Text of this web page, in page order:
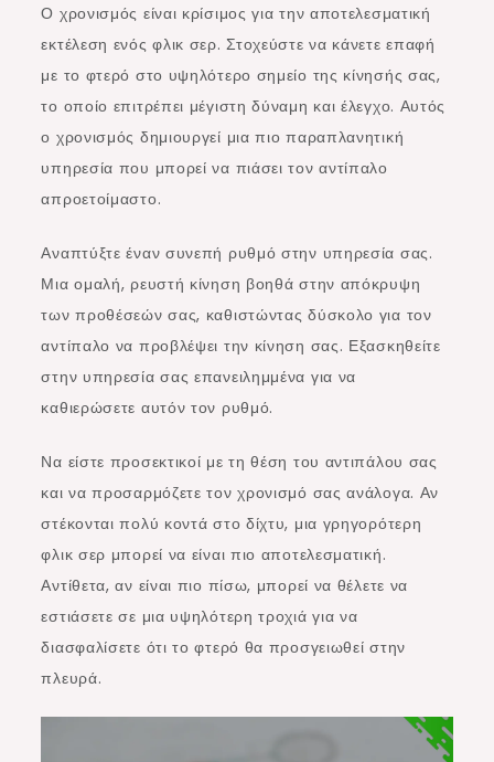
Ο χρονισμός είναι κρίσιμος για την αποτελεσματική
εκτέλεση ενός φλικ σερ. Στοχεύστε να κάνετε επαφή
με το φτερό στο υψηλότερο σημείο της κίνησής σας,
το οποίο επιτρέπει μέγιστη δύναμη και έλεγχο. Αυτός
ο χρονισμός δημιουργεί μια πιο παραπλανητική
υπηρεσία που μπορεί να πιάσει τον αντίπαλο
απροετοίμαστο.
Αναπτύξτε έναν συνεπή ρυθμό στην υπηρεσία σας.
Μια ομαλή, ρευστή κίνηση βοηθά στην απόκρυψη
των προθέσεών σας, καθιστώντας δύσκολο για τον
αντίπαλο να προβλέψει την κίνηση σας. Εξασκηθείτε
στην υπηρεσία σας επανειλημμένα για να
καθιερώσετε αυτόν τον ρυθμό.
Να είστε προσεκτικοί με τη θέση του αντιπάλου σας
και να προσαρμόζετε τον χρονισμό σας ανάλογα. Αν
στέκονται πολύ κοντά στο δίχτυ, μια γρηγορότερη
φλικ σερ μπορεί να είναι πιο αποτελεσματική.
Αντίθετα, αν είναι πιο πίσω, μπορεί να θέλετε να
εστιάσετε σε μια υψηλότερη τροχιά για να
διασφαλίσετε ότι το φτερό θα προσγειωθεί στην
πλευρά.